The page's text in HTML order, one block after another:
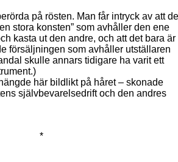
på rösten. Man får intryck av att
stora konsten” som avhåller den ene
kasta ut den andre, och att det bara är
försäljningen som avhåller utställaren
skulle annars tidigare ha varit ett
här bildlikt på håret – skonade
självbevarelsedrift och den andres
*